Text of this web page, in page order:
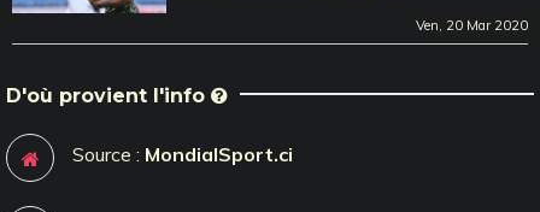
Ven, 20 Mar 2020
D'où provient l'info
Source : MondialSport.ci